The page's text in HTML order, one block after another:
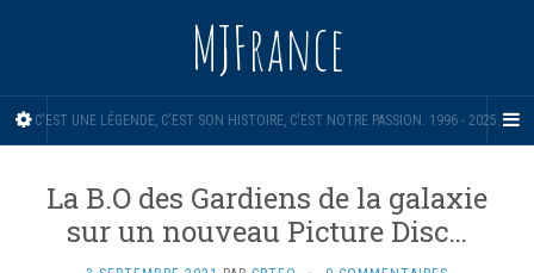
MJFrance
C'EST UNE LÉGENDE, C'EST SON HISTOIRE, C'EST NOTRE PASSION. 1996 - 2025.
La B.O des Gardiens de la galaxie
sur un nouveau Picture Disc…